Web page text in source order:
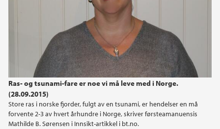
Ras- og tsunami-fare er noe vi må leve med i Norge.
(28.09.2015)
Store ras i norske fjorder, fulgt av en tsunami, er hendelser en må
forvente 2-3 av hvert århundre i Norge, skriver førsteamanuensis
Mathilde B. Sørensen i Innsikt-artikkel i bt.no.
2025
2024
2023
2021